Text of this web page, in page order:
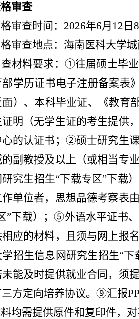
审查
审查时间： 2026年6月 12 日
审查地点：海南医科大学
材料要求：①往届硕士毕
部学历证书电子注册备案表
面）、本科毕业证、《教育
明（无学生证的考生提供
的认证书； ②硕士研究生
副教授及以上（或相当专
究生招生“下载专区”下载
单位者，思想品德考察表
”下载）；⑤外语水平证书
应的材料，且须与网上报
招生信息网研究生招生“下
未能及时提供就业合同，须
方定向培养协议。 ⑨汇报
均需提供原件和复印件，